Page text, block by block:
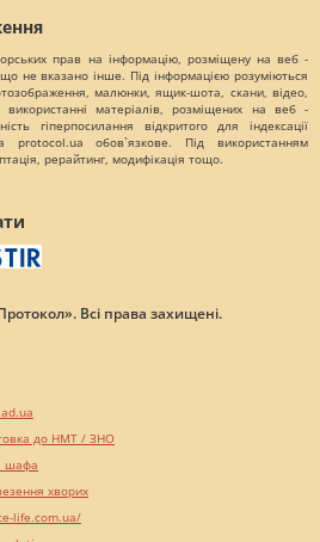
прав на інформацію, розміщену на веб -
не вказано інше. Під інформацією розуміються
малюнки, ящик-шота, скани, відео,
матеріалів, розміщених на веб -
гіперпосилання відкритого для індексації
protocol.ua обов`язкове. Під використанням
рерайтинг, модифікація тощо.
Всі права захищені.
до НМТ / ЗНО
шафа
хворих
life.com.ua/